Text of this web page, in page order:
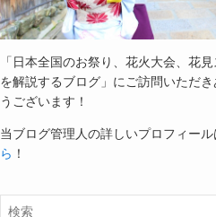
「日本全国のお祭り、花火大会、花見
を解説するブログ」 にご訪問いただき
うございます！
当ブログ管理人の詳しいプロフィール
ら ！